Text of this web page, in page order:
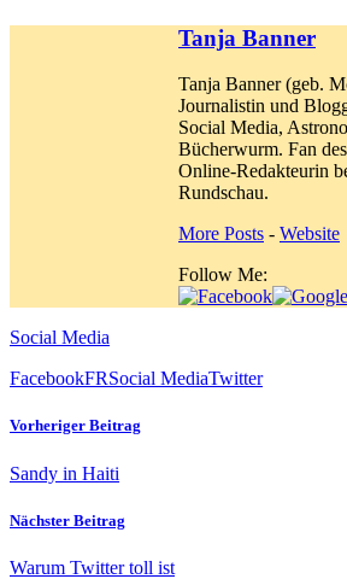
Tanja Banner
Tanja Banner (geb.
Journalistin und
Social Media,
Bücherwurm. Fan
Online-Redakteurin
Rundschau.
More Posts - Website
Follow Me:
Social Media
FacebookFRSocial MediaTwitter
Vorheriger Beitrag
Sandy in Haiti
Nächster Beitrag
Warum Twitter toll ist